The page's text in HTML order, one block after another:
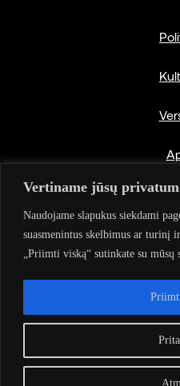
Vertiname jūsų
Naudojame slapukus siekdami
suasmenintus skelbimus ar turinį
„Priimti viską“ sutinkate su
© 2024
Visos teisės
ir platinti svetainėje